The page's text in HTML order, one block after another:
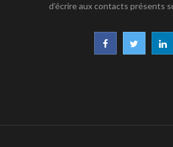
d’écrire aux contacts présents
F L